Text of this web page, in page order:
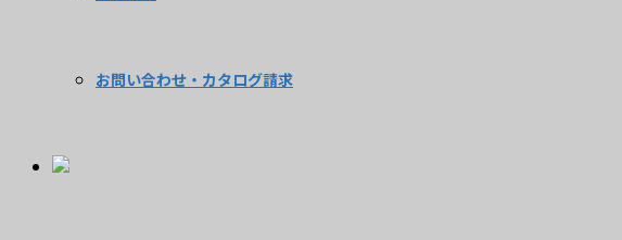
お問い合わせ・カタログ請求